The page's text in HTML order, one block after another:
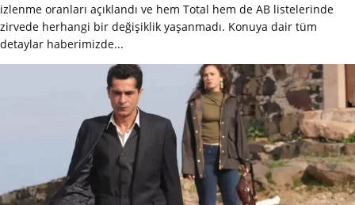
izlenme oranları açıklandı ve hem Total hem de AB listelerinde
zirvede herhangi bir değişiklik yaşanmadı. Konuya dair tüm
detaylar haberimizde...